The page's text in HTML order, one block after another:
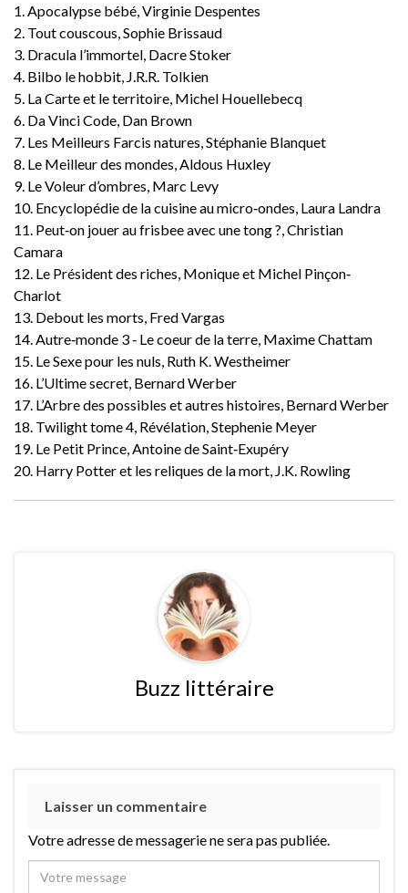
1. Apocalypse bébé, Virginie Despentes
2. Tout couscous, Sophie Brissaud
3. Dracula l’immortel, Dacre Stoker
4. Bilbo le hobbit, J.R.R. Tolkien
5. La Carte et le territoire, Michel Houellebecq
6. Da Vinci Code, Dan Brown
7. Les Meilleurs Farcis natures, Stéphanie Blanquet
8. Le Meilleur des mondes, Aldous Huxley
9. Le Voleur d’ombres, Marc Levy
10. Encyclopédie de la cuisine au micro‐ondes, Laura Landra
11. Peut‐on jouer au frisbee avec une tong ?, Christian
Camara
12. Le Président des riches, Monique et Michel Pinçon‐
Charlot
13. Debout les morts, Fred Vargas
14. Autre‐monde 3 ‐ Le coeur de la terre, Maxime Chattam
15. Le Sexe pour les nuls, Ruth K. Westheimer
16. L’Ultime secret, Bernard Werber
17. L’Arbre des possibles et autres histoires, Bernard Werber
18. Twilight tome 4, Révélation, Stephenie Meyer
19. Le Petit Prince, Antoine de Saint‐Exupéry
20. Harry Potter et les reliques de la mort, J.K. Rowling
Buzz littéraire
Laisser un commentaire
Votre adresse de messagerie ne sera pas publiée.